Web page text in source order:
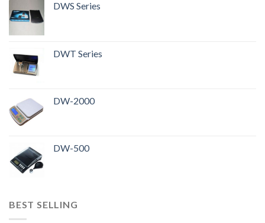
DWS Series
DWT Series
DW-2000
DW-500
BEST SELLING